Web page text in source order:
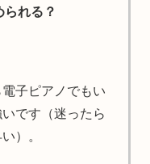
れる？
子ピアノでもい
です（迷ったら
）。